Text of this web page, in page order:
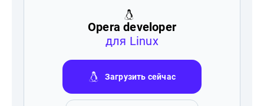
Opera developer
для Linux
Загрузить сейчас